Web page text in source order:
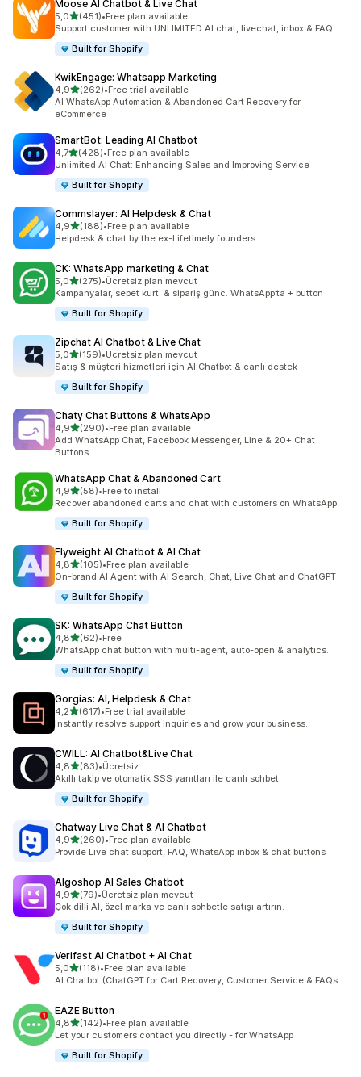
Moose AI Chatbot & Live Chat
5,05 yıldız üzerinden
(451)
toplam 451 değerlendirme
•Free plan available
Support customer with UNLIMITED AI chat, livechat, inbox & FAQ
Built for Shopify
KwikEngage: Whatsapp Marketing
4,95 yıldız üzerinden
(262)
toplam 262 değerlendirme
•Free trial available
AI WhatsApp Automation & Abandoned Cart Recovery for
eCommerce
SmartBot: Leading AI Chatbot
4,75 yıldız üzerinden
(428)
toplam 428 değerlendirme
•Free plan available
Unlimited AI Chat: Enhancing Sales and Improving Service
Built for Shopify
Commslayer: AI Helpdesk & Chat
4,95 yıldız üzerinden
(188)
toplam 188 değerlendirme
•Free plan available
Helpdesk & chat by the ex-Lifetimely founders
CK: WhatsApp marketing & Chat
5,05 yıldız üzerinden
(275)
toplam 275 değerlendirme
•Ücretsiz plan mevcut
Kampanyalar, sepet kurt. & sipariş günc. WhatsApp’ta + button
Built for Shopify
Zipchat AI Chatbot & Live Chat
5,05 yıldız üzerinden
(159)
toplam 159 değerlendirme
•Ücretsiz plan mevcut
Satış & müşteri hizmetleri için AI Chatbot & canlı destek
Built for Shopify
Chaty Chat Buttons & WhatsApp
4,95 yıldız üzerinden
(290)
toplam 290 değerlendirme
•Free plan available
Add WhatsApp Chat, Facebook Messenger, Line & 20+ Chat
Buttons
WhatsApp Chat & Abandoned Cart
4,95 yıldız üzerinden
(58)
toplam 58 değerlendirme
•Free to install
Recover abandoned carts and chat with customers on WhatsApp.
Built for Shopify
Flyweight AI Chatbot & AI Chat
4,85 yıldız üzerinden
(105)
toplam 105 değerlendirme
•Free plan available
On-brand AI Agent with AI Search, Chat, Live Chat and ChatGPT
Built for Shopify
SK: WhatsApp Chat Button
4,85 yıldız üzerinden
(62)
toplam 62 değerlendirme
•Free
WhatsApp chat button with multi-agent, auto-open & analytics.
Built for Shopify
Gorgias: AI, Helpdesk & Chat
4,25 yıldız üzerinden
(617)
toplam 617 değerlendirme
•Free trial available
Instantly resolve support inquiries and grow your business.
CWILL: AI Chatbot&Live Chat
4,85 yıldız üzerinden
(83)
toplam 83 değerlendirme
•Ücretsiz
Akıllı takip ve otomatik SSS yanıtları ile canlı sohbet
Built for Shopify
Chatway Live Chat & AI Chatbot
4,95 yıldız üzerinden
(260)
toplam 260 değerlendirme
•Free plan available
Provide Live chat support, FAQ, WhatsApp inbox & chat buttons
Algoshop AI Sales Chatbot
4,95 yıldız üzerinden
(79)
toplam 79 değerlendirme
•Ücretsiz plan mevcut
Çok dilli AI, özel marka ve canlı sohbetle satışı artırın.
Built for Shopify
Verifast AI Chatbot + AI Chat
5,05 yıldız üzerinden
(118)
toplam 118 değerlendirme
•Free plan available
AI Chatbot (ChatGPT for Cart Recovery, Customer Service & FAQs
EAZE Button
4,85 yıldız üzerinden
(142)
toplam 142 değerlendirme
•Free plan available
Let your customers contact you directly - for WhatsApp
Built for Shopify